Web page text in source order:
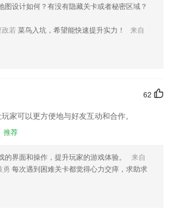
哪怕看完也什么都记不住？我们提供精髓的知
地铁上就轻松学会新知识。时间宝贵，只看干
，平安家校给你神奇福利社
习早教课程，孩子可以体验课堂中的情景教学
子当前活动统计、健康状态、园区活动、当日
现等；
持持续更新资源，让孩子告别绘本学习的枯
每个家庭快乐的时光，拿出一张爸爸的照片一
图设计如何？有没有隐藏关卡或者秘密区域？
若菜鸟入坑，希望能快速提升实力！
来自
62
家可以更方便地与好友互动和合作。
推荐
的界面和操作，提升玩家的游戏体验。
来自
勇 每次遇到困难关卡都觉得心力交瘁，求助求